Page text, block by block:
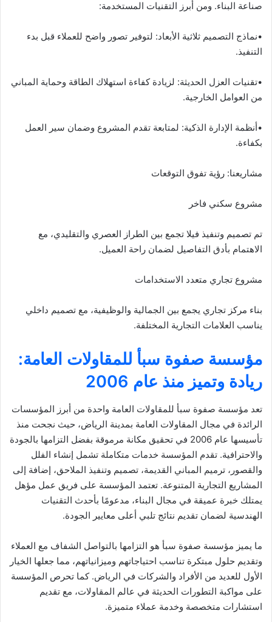
صناعة البناء. ومن أبرز التقنيات المستخدمة:
•نماذج التصميم ثلاثية الأبعاد: لتوفير تصور واضح للعملاء قبل بدء
التنفيذ.
•تقنيات العزل الحديثة: لزيادة كفاءة استهلاك الطاقة وحماية المباني
من العوامل الخارجية.
•أنظمة الإدارة الذكية: لمتابعة تقدم المشروع وضمان سير العمل
بكفاءة.
مشاريعنا: رؤية تفوق التوقعات
مشروع سكني فاخر
تم تصميم وتنفيذ فيلا تجمع بين الطراز العصري والتقليدي، مع
الاهتمام بأدق التفاصيل لضمان راحة العميل.
مشروع تجاري متعدد الاستخدامات
بناء مركز تجاري يجمع بين الجمالية والوظيفية، مع تصميم داخلي
يناسب العلامات التجارية المختلفة.
مؤسسة صفوة سبأ للمقاولات العامة:
ريادة وتميز منذ عام 2006
تعد مؤسسة صفوة سبأ للمقاولات العامة واحدة من أبرز المؤسسات
الرائدة في مجال المقاولات العامة بمدينة الرياض، حيث نجحت منذ
تأسيسها عام 2006 في تحقيق مكانة مرموقة بفضل التزامها بالجودة
والاحترافية. تقدم المؤسسة خدمات متكاملة تشمل إنشاء الفلل
والقصور، ترميم المباني القديمة، تصميم وتنفيذ الملاحق، إضافة إلى
المشاريع التجارية المتنوعة. تعتمد المؤسسة على فريق عمل مؤهل
يمتلك خبرة عميقة في مجال البناء، مدعومًا بأحدث التقنيات
الهندسية لضمان تقديم نتائج تلبي أعلى معايير الجودة.
ما يميز مؤسسة صفوة سبأ هو التزامها بالتواصل الشفاف مع العملاء
وتقديم حلول مبتكرة تناسب احتياجاتهم وميزانياتهم، مما جعلها الخيار
الأول للعديد من الأفراد والشركات في الرياض. كما تحرص المؤسسة
على مواكبة التطورات الحديثة في عالم المقاولات، مع تقديم
استشارات متخصصة وخدمة عملاء متميزة.